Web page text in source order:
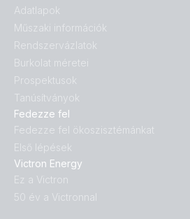
Fedezze fel
Fedezze fel ökoszisztémánkat
Első lépések
Victron Energy
Ez a Victron
50 év a Victronnal
Adatlapok
Műszaki információk
Rendszervázlatok
Burkolat méretei
Prospektusok
Tanúsítványok